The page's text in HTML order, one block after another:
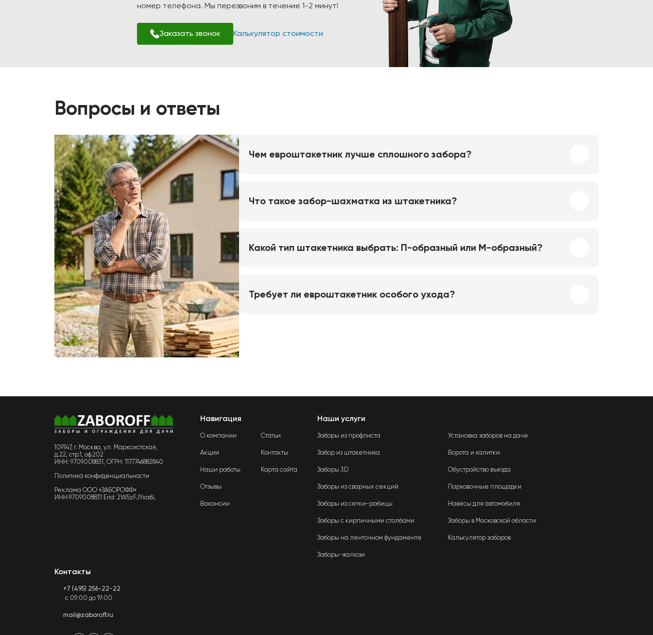
номер телефона. Мы перезвоним в течение 1-2 минут!
Заказать звонок Калькулятор стоимости
Вопросы и ответы
Чем евроштакетник лучше сплошного забора?
Что такое забор-шахматка из штакетника?
Какой тип штакетника выбрать: П-образный или М-образный?
Требует ли евроштакетник особого ухода?
109147, г. Москва, ул. Марксистская,
д.22, стр.1, оф.202
ИНН: 9709008831, ОГРН: 1177746882840
Политика конфиденциальности
Реклама ООО «ЗАБОРОФФ»
ИНН:9709008831 Erid: 2W5zFJYxa6L
Навигация
О компании
Акции
Наши работы
Отзывы
Вакансии
Статьи
Контакты
Карта сайта
Наши услуги
Заборы из профлиста
Забор из штакетника
Заборы 3D
Заборы из сварных секций
Заборы из сетки-рабицы
Заборы с кирпичными столбами
Заборы на ленточном фундаменте
Заборы-жалюзи
Установка заборов на даче
Ворота и калитки
Обустройство въезда
Парковочные площадки
Навесы для автомобиля
Заборы в Московской области
Калькулятор заборов
Контакты
+7 (495) 256-22-22
с 09:00 до 19:00
mail@zaboroff.ru